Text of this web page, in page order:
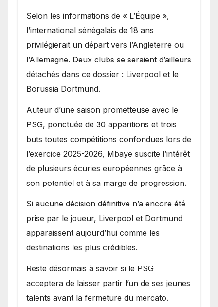
Selon les informations de « L’Équipe »,
l’international sénégalais de 18 ans
privilégierait un départ vers l’Angleterre ou
l’Allemagne. Deux clubs se seraient d’ailleurs
détachés dans ce dossier : Liverpool et le
Borussia Dortmund.
Auteur d’une saison prometteuse avec le
PSG, ponctuée de 30 apparitions et trois
buts toutes compétitions confondues lors de
l’exercice 2025-2026, Mbaye suscite l’intérêt
de plusieurs écuries européennes grâce à
son potentiel et à sa marge de progression.
Si aucune décision définitive n’a encore été
prise par le joueur, Liverpool et Dortmund
apparaissent aujourd’hui comme les
destinations les plus crédibles.
Reste désormais à savoir si le PSG
acceptera de laisser partir l’un de ses jeunes
talents avant la fermeture du mercato.